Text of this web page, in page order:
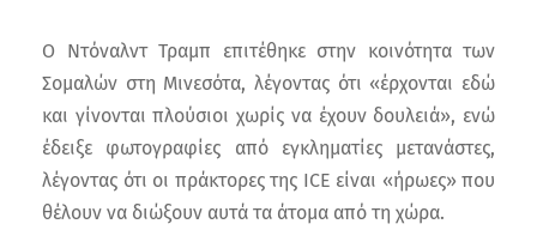
Ο Ντόναλντ Τραμπ επιτέθηκε στην κοινότητα των
Σομαλών στη Μινεσότα, λέγοντας ότι «έρχονται εδώ
και γίνονται πλούσιοι χωρίς να έχουν δουλειά», ενώ
έδειξε φωτογραφίες από εγκληματίες μετανάστες,
λέγοντας ότι οι πράκτορες της ICE είναι «ήρωες» που
θέλουν να διώξουν αυτά τα άτομα από τη χώρα.